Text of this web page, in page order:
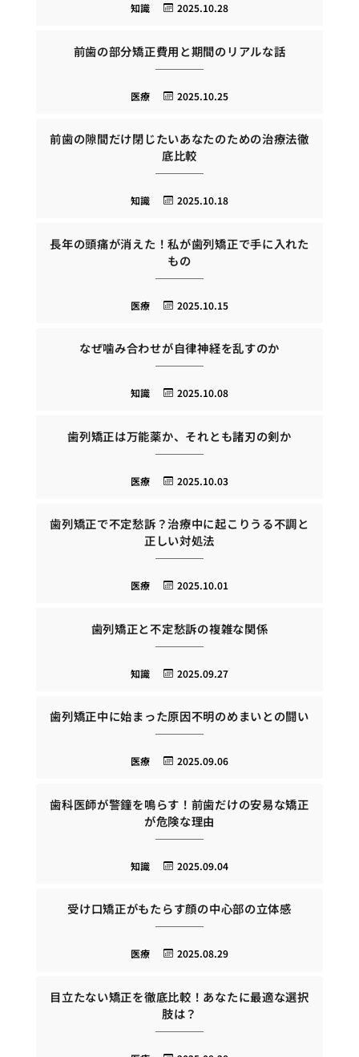
2025.10.28
知識
前歯の部分矯正費用と期間のリアルな話
2025.10.25
医療
前歯の隙間だけ閉じたいあなたのための治療法徹
底比較
2025.10.18
知識
長年の頭痛が消えた！私が歯列矯正で手に入れた
もの
2025.10.15
医療
なぜ噛み合わせが自律神経を乱すのか
2025.10.08
知識
歯列矯正は万能薬か、それとも諸刃の剣か
2025.10.03
医療
歯列矯正で不定愁訴？治療中に起こりうる不調と
正しい対処法
2025.10.01
医療
歯列矯正と不定愁訴の複雑な関係
2025.09.27
知識
歯列矯正中に始まった原因不明のめまいとの闘い
2025.09.06
医療
歯科医師が警鐘を鳴らす！前歯だけの安易な矯正
が危険な理由
2025.09.04
知識
受け口矯正がもたらす顔の中心部の立体感
2025.08.29
医療
目立たない矯正を徹底比較！あなたに最適な選択
肢は？